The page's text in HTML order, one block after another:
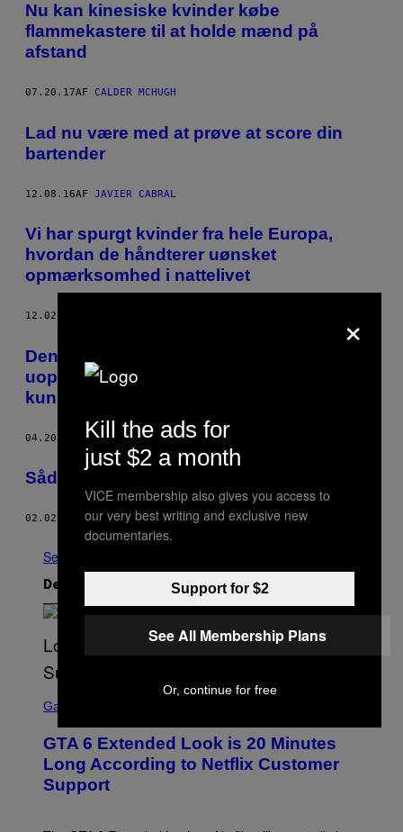
Nu kan kinesiske kvinder købe
flammekastere til at holde mænd på
afstand
07.20.17AF CALDER MCHUGH
Lad nu være med at prøve at score din
bartender
12.08.16AF JAVIER CABRAL
Vi har spurgt kvinder fra hele Europa,
hvordan de håndterer uønsket
opmærksomhed i nattelivet
12.02.16
​Denne kvinde gjorde sin samling af
uopfordrede dick pics til en
kunstudstilling
04.20.16 AFALISON STEVENSON
​Sådan sender du en internet troll i fængsel
02.02.16 AFMADDISON CONNAUGHTON
Se Alle
Det nyeste indhold
C
E
N
S
H
Gaming
GTA 6 Extended Look is 20 Minutes
Long According to Netflix Customer
Support
×
Kill the ads for
just $2 a month
VICE membership also gives you access to
our very best writing and exclusive new
documentaries.
Support for $2
See All Membership Plans
Or, continue for free